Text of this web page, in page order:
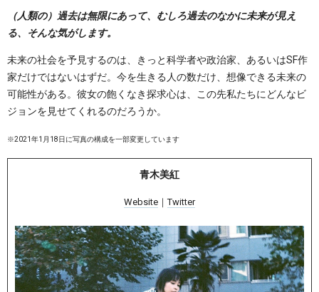
（人類の）過去は無限にあって、むしろ過去のなかに未来が見え
る、そんな気がします。
未来の社会を予見するのは、きっと科学者や政治家、あるいはSF作
家だけではないはずだ。今を生きる人の数だけ、想像できる未来の
可能性がある。彼女の飽くなき探求心は、この先私たちにどんなビ
ジョンを見せてくれるのだろうか。
※2021年1月18日に写真の構成を一部変更しています
青木美紅
Website ｜Twitter